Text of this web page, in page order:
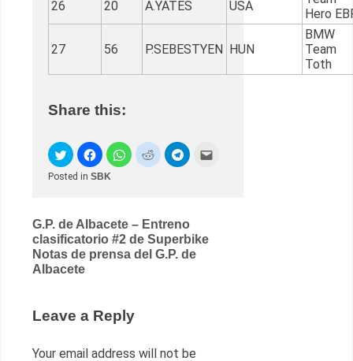
26
20 A.YATES USA
Hero
27 56 P.SEBESTYEN HUN
BMW
Team
Toth
Share this:
Posted in SBK
Post
navigation
G.P. de Albacete – Entreno
clasificatorio #2 de Superbike
Notas de prensa del G.P. de
Albacete
Leave a Reply
Your email address will not be